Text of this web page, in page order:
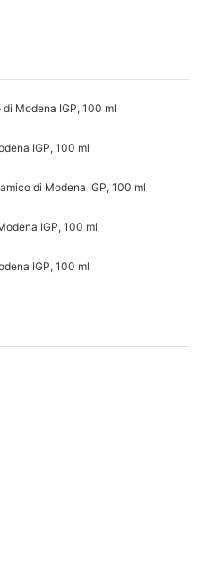
Modena IGP, 100 ml
IGP, 100 ml
di Modena IGP, 100 ml
IGP, 100 ml
IGP, 100 ml